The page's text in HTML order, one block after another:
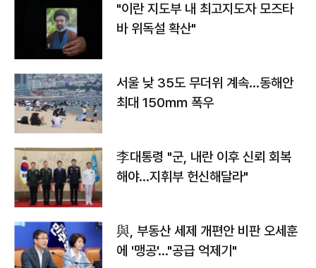
"이란 지도부 내 최고지도자 모즈타
바 위독설 확산"
서울 낮 35도 무더위 계속…동해안
최대 150㎜ 폭우
李대통령 "군, 내란 이후 신뢰 회복
해야…지휘부 헌신해달라"
與, 부동산 세제 개편안 비판 오세훈
에 '맹공'…"공급 억제기"